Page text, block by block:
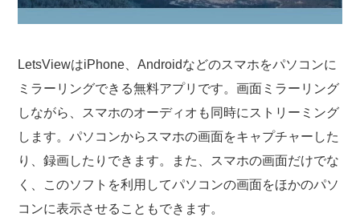
LetsViewはiPhone、Androidなどのスマホをパソコンに
ミラーリングできる無料アプリです。画面ミラーリング
しながら、スマホのオーディオも同時にストリーミング
します。パソコンからスマホの画面をキャプチャーした
り、録画したりできます。また、スマホの画面だけでな
く、このソフトを利用してパソコンの画面をほかのパソ
コンに表示させることもできます。